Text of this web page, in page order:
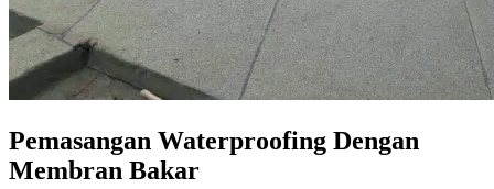
Pemasangan Waterproofing Dengan
Membran Bakar